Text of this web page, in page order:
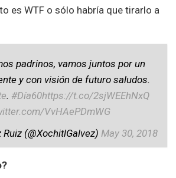
es WTF o sólo habría que tirarlo a
padrinos, vamos juntos por un
y con visión de futuro saludos.
. #Día60https://t.co/2sjWEEhNxQ
VvHAePDmWG
(@XochitlGalvez) May 30, 2018